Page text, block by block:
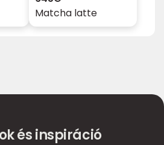
Matcha latte
és inspiráció